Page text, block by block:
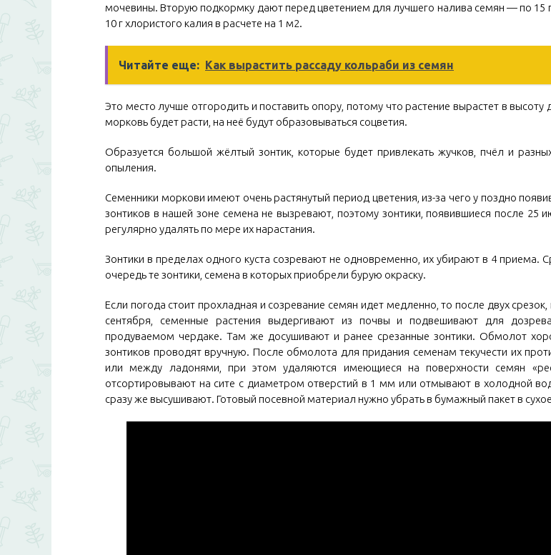
мочевины. Вторую подкормку дают перед цветением для лучшего налива семян — по 15
10 г хлористого калия в расчете на 1 м2.
Читайте еще: Как вырастить рассаду кольраби из семян
Это место лучше отгородить и поставить опору, потому что растение вырастет в высоту
морковь будет расти, на неё будут образовываться соцветия.
Образуется большой жёлтый зонтик, которые будет привлекать жучков, пчёл и
опыления.
Семенники моркови имеют очень растянутый период цветения, из-за чего у поздно
зонтиков в нашей зоне семена не вызревают, поэтому зонтики, появившиеся после 25
регулярно удалять по мере их нарастания.
Зонтики в пределах одного куста созревают не одновременно, их убирают в 4 приема.
очередь те зонтики, семена в которых приобрели бурую окраску.
Если погода стоит прохладная и созревание семян идет медленно, то после двух
сентября, семенные растения выдергивают из почвы и подвешивают для
продуваемом чердаке. Там же досушивают и ранее срезанные зонтики. Обмолот
зонтиков проводят вручную. После обмолота для придания семенам текучести их
или между ладонями, при этом удаляются имеющиеся на поверхности семян
отсортировывают на сите с диаметром отверстий в 1 мм или отмывают в холодной
сразу же высушивают. Готовый посевной материал нужно убрать в бумажный пакет в